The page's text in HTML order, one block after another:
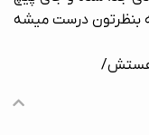
بنظرتون درست میشه
هستش/